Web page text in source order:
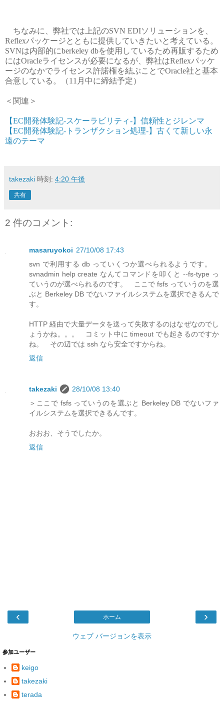
ちなみに、弊社では上記のSVN EDIソリューションを、
Reflexパッケージとともに提供していきたいと考えている。
SVNは内部的にberkeley dbを使用しているため再販するため
にはOracleライセンスが必要になるが、弊社はReflexパッケ
ージのなかでライセンス許諾権を結ぶことでOracle社と基本
合意している。（11月中に締結予定）
＜関連＞
【EC開発体験記-スケーラビリティ-】信頼性とジレンマ
【EC開発体験記-トランザクション処理-】古くて新しい永
遠のテーマ
takezaki 時刻: 4:20 午後
共有
2 件のコメント:
masaruyokoi 27/10/08 17:43
svn で利用する db っていくつか選べられるようです。
svnadmin help create なんてコマンドを叩くと --fs-type っ
ていうのが選べられるのです。 ここで fsfs っていうのを選
ぶと Berkeley DB でないファイルシステムを選択できるんで
す。
HTTP 経由で大量データを送って失敗するのはなぜなのでし
ょうかね。。。 コミット中に timeout でも起きるのですか
ね。 その辺では ssh なら安全ですからね。
返信
takezaki
28/10/08 13:40
＞ここで fsfs っていうのを選ぶと Berkeley DB でないファ
イルシステムを選択できるんです。
おおお、そうでしたか。
返信
‹ ›
ホーム
ウェブ バージョンを表示
参加ユーザー
keigo
takezaki
terada